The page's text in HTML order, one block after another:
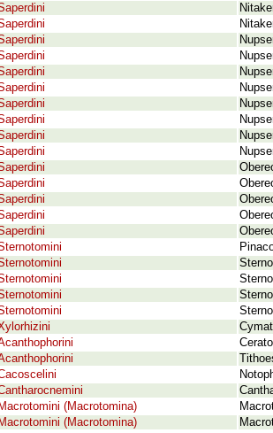
Macrotomini (Macrotomina)
Macrotomini (Macrotomina)